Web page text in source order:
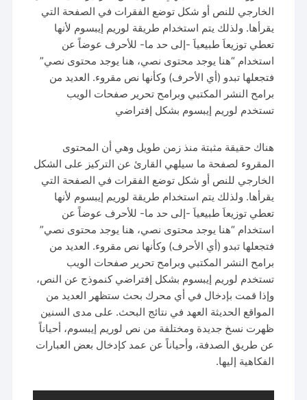
الخارجي للنص أو شكل توضع الفقرات في الصفحة التي
يقرأها. ولذلك يتم استخدام طريقة لوريم إيبسوم لأنها
تعطي توزيعاَ طبيعياَ -إلى حد ما- للأحرف عوضاً عن
استخدام “هنا يوجد محتوى نصي، هنا يوجد محتوى نصي”
فتجعلها تبدو (أي الأحرف) وكأنها نص مقروء. العديد من
برامح النشر المكتبي وبرامح تحرير صفحات الويب
تستخدم لوريم إيبسوم بشكل إفتراضي
هناك حقيقة مثبتة منذ زمن طويل وهي أن المحتوى
المقروء لصفحة ما سيلهي القارئ عن التركيز على الشكل
الخارجي للنص أو شكل توضع الفقرات في الصفحة التي
يقرأها. ولذلك يتم استخدام طريقة لوريم إيبسوم لأنها
تعطي توزيعاَ طبيعياَ -إلى حد ما- للأحرف عوضاً عن
استخدام “هنا يوجد محتوى نصي، هنا يوجد محتوى نصي”
فتجعلها تبدو (أي الأحرف) وكأنها نص مقروء. العديد من
برامح النشر المكتبي وبرامح تحرير صفحات الويب
تستخدم لوريم إيبسوم بشكل إفتراضي كنموذج عن النص،
وإذا قمت بإدخال في أي محرك بحث ستظهر العديد من
المواقع الحديثة العهد في نتائج البحث. على مدى السنين
ظهرت نسخ جديدة ومختلفة من نص لوريم إيبسوم، أحياناً
عن طريق الصدفة، وأحياناً عن عمد كإدخال بعض العبارات
الفكاهية إليها.